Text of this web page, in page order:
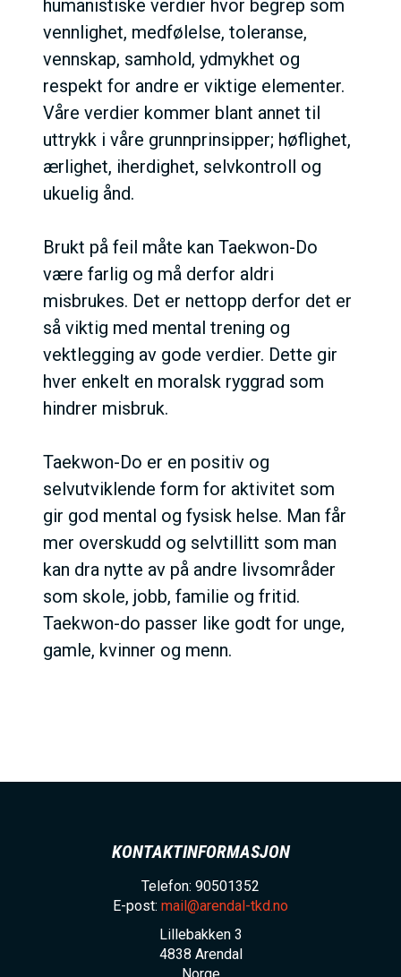
humanistiske verdier hvor begrep som
vennlighet, medfølelse, toleranse,
vennskap, samhold, ydmykhet og
respekt for andre er viktige elementer.
Våre verdier kommer blant annet til
uttrykk i våre grunnprinsipper; høflighet,
ærlighet, iherdighet, selvkontroll og
ukuelig ånd.
Brukt på feil måte kan Taekwon-Do
være farlig og må derfor aldri
misbrukes. Det er nettopp derfor det er
så viktig med mental trening og
vektlegging av gode verdier. Dette gir
hver enkelt en moralsk ryggrad som
hindrer misbruk.
Taekwon-Do er en positiv og
selvutviklende form for aktivitet som
gir god mental og fysisk helse. Man får
mer overskudd og selvtillitt som man
kan dra nytte av på andre livsområder
som skole, jobb, familie og fritid.
Taekwon-do passer like godt for unge,
gamle, kvinner og menn.
KONTAKTINFORMASJON
Telefon: 90501352
E-post: mail@arendal-tkd.no
Lillebakken 3
4838 Arendal